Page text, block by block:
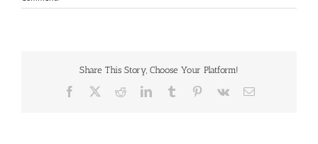
Share This Story, Choose Your Platform!
Facebook RedditLinkedInTumblr Pinterest
Vk Email